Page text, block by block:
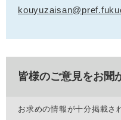
皆様のご意見をお聞
お求めの情報が十分掲載さ